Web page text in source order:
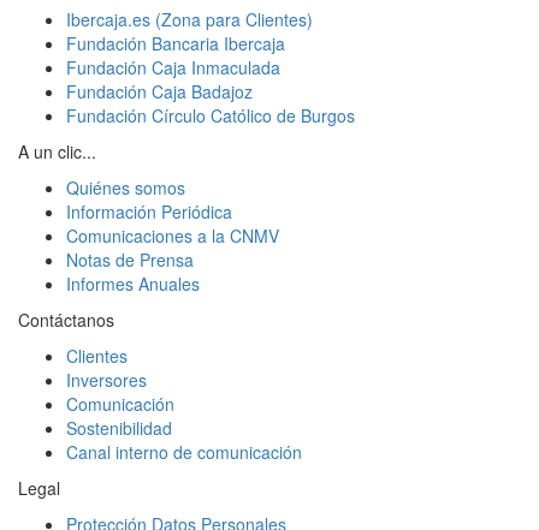
Ibercaja.es (Zona para Clientes)
Fundación Bancaria Ibercaja
Fundación Caja Inmaculada
Fundación Caja Badajoz
Fundación Círculo Católico de Burgos
A un clic...
Quiénes somos
Información Periódica
Comunicaciones a la CNMV
Notas de Prensa
Informes Anuales
Contáctanos
Clientes
Inversores
Comunicación
Sostenibilidad
Canal interno de comunicación
Legal
Protección Datos Personales